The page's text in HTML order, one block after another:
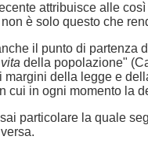
attribuisce alle
è solo questo che
il punto di
della popolazione"
margini della legge e
cui in ogni momento la
particolare la quale